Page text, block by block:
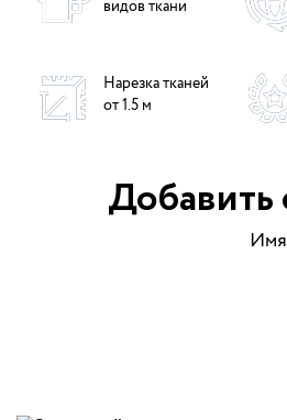
видов ткани
Нарезка тканей
от 1.5 м
Добавить
Имя